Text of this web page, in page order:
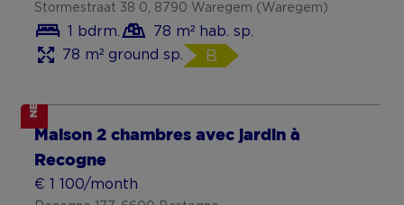
Stormestraat 38 0, 8790 Waregem (Waregem)
1 bdrm.
78 m² hab. sp.
78 m² ground sp.
B
NEW
Maison 2 chambres avec jardin à
Recogne
€ 1 100/month